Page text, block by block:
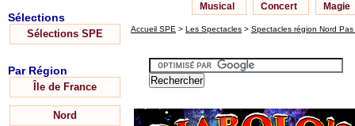
Sélections
Sélections SPE
Par Région
Île de France
Nord
Musical Concert Magie
Accueil SPE > Les Spectacles > Spectacles région Nord Pas